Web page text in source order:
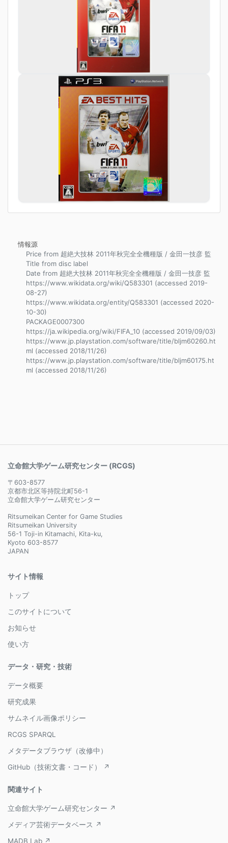
情報源
Price from 超絶大技林 2011年秋完全全機種版 / 金田一技彦 監
Title from disc label
Date from 超絶大技林 2011年秋完全全機種版 / 金田一技彦 監
https://www.wikidata.org/wiki/Q583301 (accessed 2019-
08-27)
https://www.wikidata.org/entity/Q583301 (accessed 2020-
10-30)
PACKAGE0007300
https://ja.wikipedia.org/wiki/FIFA_10 (accessed 2019/09/03)
https://www.jp.playstation.com/software/title/bljm60260.ht
ml (accessed 2018/11/26)
https://www.jp.playstation.com/software/title/bljm60175.ht
ml (accessed 2018/11/26)
立命館大学ゲーム研究センター (RCGS)
〒603-8577
京都市北区等持院北町56-1
立命館大学ゲーム研究センター
Ritsumeikan Center for Game Studies
Ritsumeikan University
56-1 Toji-in Kitamachi, Kita-ku,
Kyoto 603-8577
JAPAN
サイト情報
トップ
このサイトについて
お知らせ
使い方
データ・研究・技術
データ概要
研究成果
サムネイル画像ポリシー
RCGS SPARQL
メタデータブラウザ（改修中）
GitHub（技術文書・コード） ↗
関連サイト
立命館大学ゲーム研究センター ↗
メディア芸術データベース ↗
MADB Lab ↗